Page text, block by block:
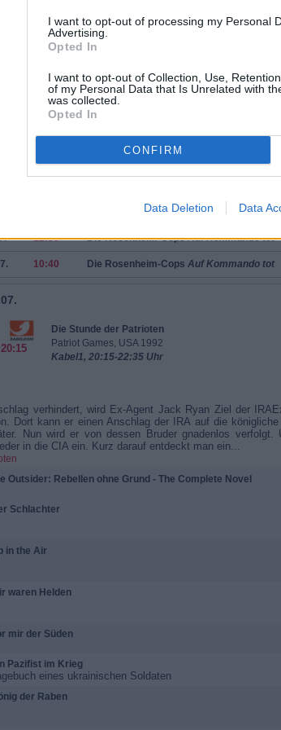
I want to opt-out of processing my Personal
Advertising.
Opted In
I want to opt-out of Collection, Use,
of my Personal Data that Is Unrelated with
was collected.
Opted In
CONFIRM
Data Deletion Data
Karin Thaler
Marie Hofer
Marisa Burger
Max Müller
Alexander Duda
Julia Thurnau
Bärbel Fischer
Rainer Haustein
Josef Fischer
Die Rosenheim-CopsAuf Kommando tot
12:30 Die Rosenheim-CopsAuf Kommando tot
10:40 Die Rosenheim-Cops Auf Kommando tot
20:15
Die Stunde der Patrioten
Patriot Games, USA 1992
Kabel1, 20:15-22:35 Uhr
verhindert, wird Ex-Agent Jack Ryan Ziel der
Dort kann er einen Anschlag der IRA auf die
Nun wird er von dessen Bruder gnadenlos
in die CIA ein. Kurz darauf entdeckt man ein...
Outsider: Rebellen ohne Grund - The Complete Novel
Schlachter
in the Air
waren Helden
mir der Süden
Pazifist im Krieg
eines ukrainischen Soldaten
der Raben